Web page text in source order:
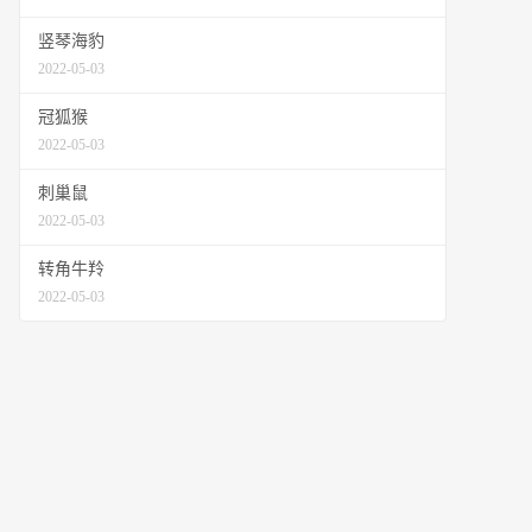
竖琴海豹
2022-05-03
冠狐猴
2022-05-03
刺巢鼠
2022-05-03
转角牛羚
2022-05-03